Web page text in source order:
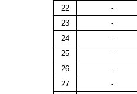
22
-
23
-
24
-
25
-
26
-
27
-